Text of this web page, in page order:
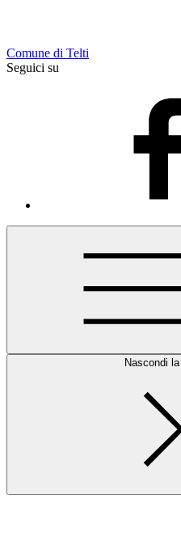
Comune di Telti
Seguici su
Nascondi